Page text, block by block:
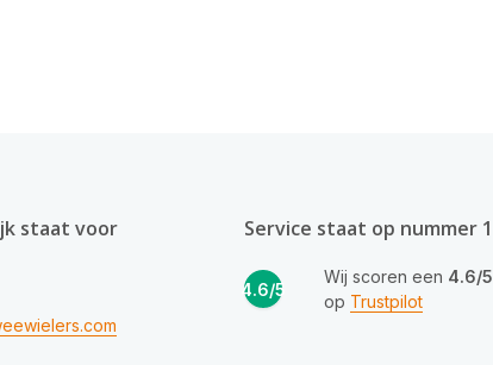
staat voor
Service staat op nummer 1
4.6/5
Wij scoren een 4.6/5
op Trustpilot